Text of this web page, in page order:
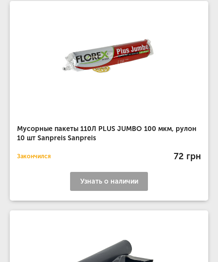
Мусорные пакеты 110Л PLUS JUMBO 100 мкм, рулон
10 шт Sanpreis Sanpreis
Закончился 72 грн
Узнать о наличии